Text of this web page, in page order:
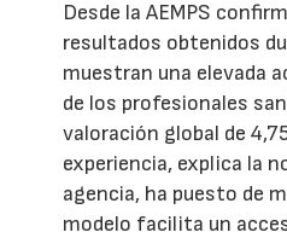
Desde la AEMPS
resultados obtenidos
muestran una elevada
de los profesionales
valoración global de
experiencia, explica la
agencia, ha puesto de
modelo facilita un